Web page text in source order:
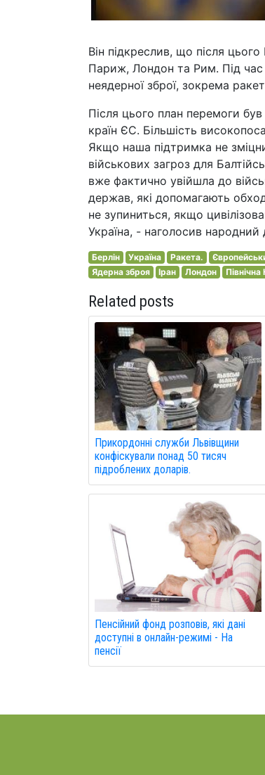
Він підкреслив, що після
Париж, Лондон та Рим. Під час
неядерної зброї, зокрема
Після цього план перемоги
країн ЄС. Більшість
Якщо наша підтримка не
військових загроз для
вже фактично увійшла до
держав, які допомагають
не зупиниться, якщо
Україна, - наголосив народний
Берлін Україна Ракета.
Ядерна зброя
Іран Лондон
Related posts
Прикордонні служби Львівщини
конфіскували понад 50 тисяч
підроблених доларів.
Пенсійний фонд розповів, які дані
доступні в онлайн-режимі - На
пенсії